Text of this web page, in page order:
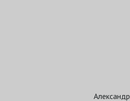
Александр